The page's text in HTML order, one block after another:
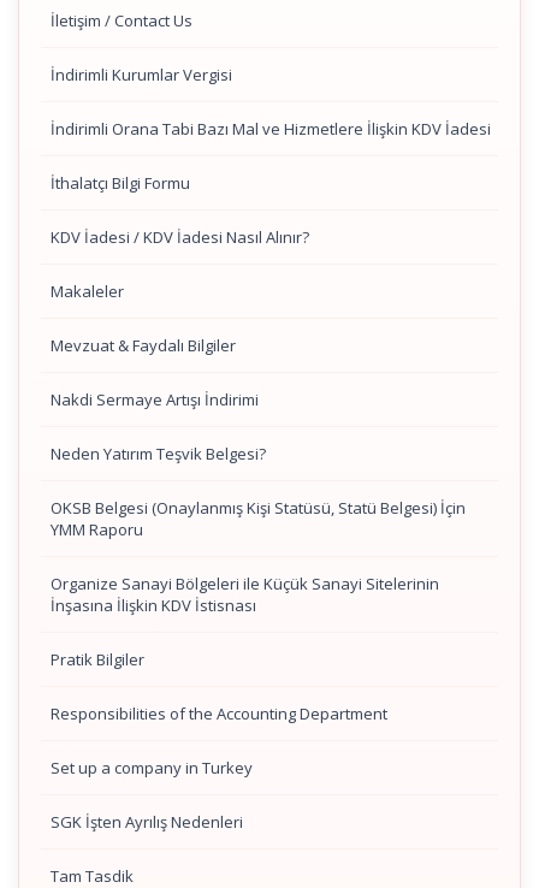
İletişim / Contact Us
İndirimli Kurumlar Vergisi
İndirimli Orana Tabi Bazı Mal ve Hizmetlere İlişkin KDV İadesi
İthalatçı Bilgi Formu
KDV İadesi / KDV İadesi Nasıl Alınır?
Makaleler
Mevzuat & Faydalı Bilgiler
Nakdi Sermaye Artışı İndirimi
Neden Yatırım Teşvik Belgesi?
OKSB Belgesi (Onaylanmış Kişi Statüsü, Statü Belgesi) İçin
YMM Raporu
Organize Sanayi Bölgeleri ile Küçük Sanayi Sitelerinin
İnşasına İlişkin KDV İstisnası
Pratik Bilgiler
Responsibilities of the Accounting Department
Set up a company in Turkey
SGK İşten Ayrılış Nedenleri
Tam Tasdik